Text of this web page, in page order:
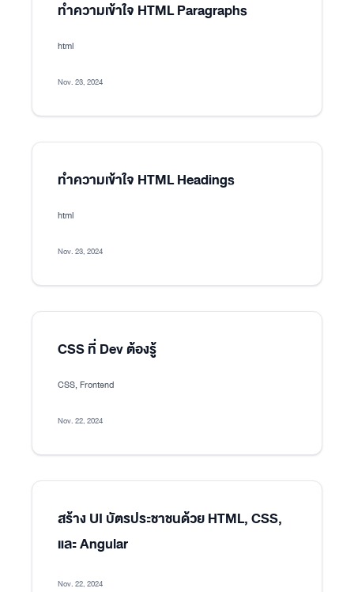
ทำความเข้าใจ HTML Paragraphs
html
Nov. 23, 2024
ทำความเข้าใจ HTML Headings
html
Nov. 23, 2024
CSS ที่ Dev ต้องรู้
CSS, Frontend
Nov. 22, 2024
สร้าง UI บัตรประชาชนด้วย HTML, CSS,
และ Angular
Nov. 22, 2024